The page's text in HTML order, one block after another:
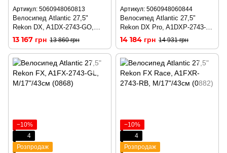
Артикул: 5060948060813
Велосипед Atlantic 27,5"
Rekon DX, A1DX-2743-GO,
M/17"/43см (0813)
13 167 грн 13 860 грн
Артикул: 5060948060844
Велосипед Atlantic 27,5"
Rekon DX Pro, A1DXP-2743-
GB, M/17"/43см (0844)
14 184 грн 14 931 грн
−10%
4
Розпродаж
−10%
4
Розпродаж